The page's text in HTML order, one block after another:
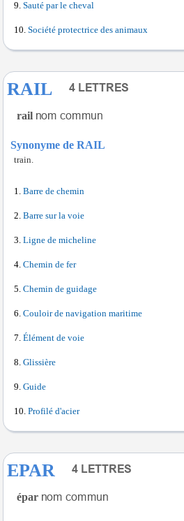
Sauté par le cheval
Société protectrice des animaux
RAIL
rail
Synonyme de RAIL
train.
Barre de chemin
Barre sur la voie
Ligne de micheline
Chemin de fer
Chemin de guidage
Couloir de navigation maritime
Élément de voie
Glissière
Guide
Profilé d'acier
EPAR
épar